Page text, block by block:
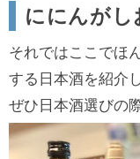
ににんがし
それではここでほ
する日本酒を紹介
ぜひ日本酒選びの